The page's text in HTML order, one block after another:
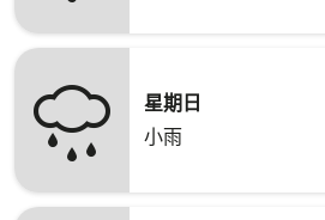
星期日
小雨